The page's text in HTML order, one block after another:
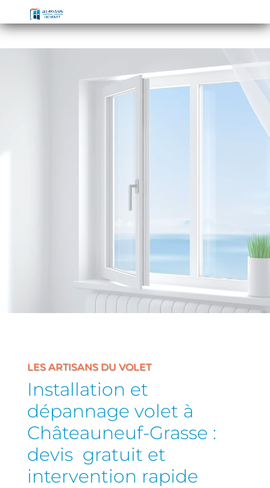
LES ARTISANS DU VOLET
Installation et
dépannage volet à
Châteauneuf-Grasse :
devis gratuit et
intervention rapide